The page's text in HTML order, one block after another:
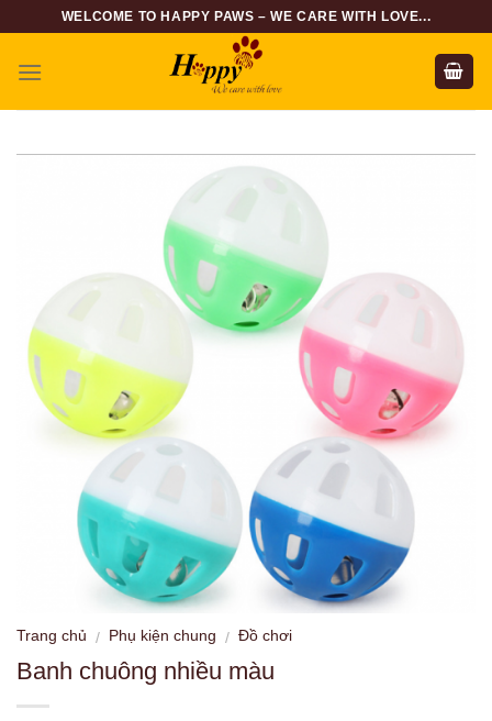
content
WELCOME TO HAPPY PAWS – WE CARE WITH LOVE...
Trang chủ / Phụ kiện chung / Đồ chơi
Banh chuông nhiều màu